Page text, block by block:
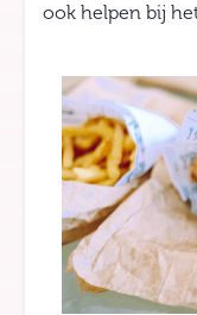
ook helpen bij